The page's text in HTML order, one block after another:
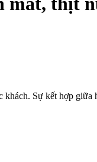
Sự kết hợp giữa